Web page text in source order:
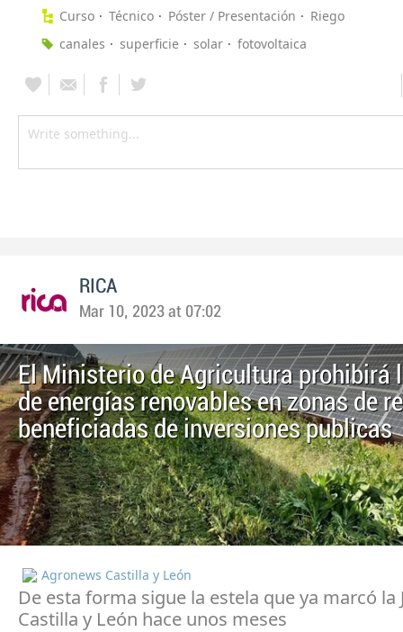
Curso Técnico Póster / Presentación
Riego
canales
superficie solar fotovoltaica
RICA
Mar 10, 2023 at 07:02
El Ministerio de Agricultura prohibirá
de energías renovables en zonas de
beneficiadas de inversiones publicas
Agronews Castilla y León
De esta forma sigue la estela que ya marcó la
Castilla y León hace unos meses